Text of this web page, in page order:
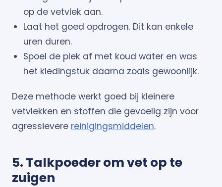
op de vetvlek aan.
Laat het goed opdrogen. Dit kan enkele
uren duren.
Spoel de plek af met koud water en was
het kledingstuk daarna zoals gewoonlijk.
Deze methode werkt goed bij kleinere
vetvlekken en stoffen die gevoelig zijn voor
agressievere reinigingsmiddelen.
5. Talkpoeder om vet op te
zuigen